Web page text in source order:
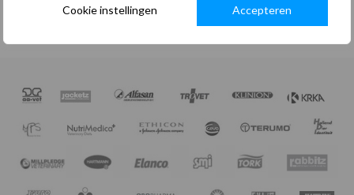
Cookie instellingen Accepteren